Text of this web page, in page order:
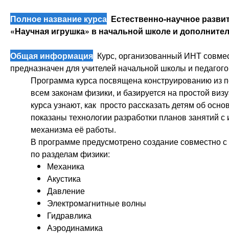
Полное название курса Естественно-научное
«Научная игрушка» в начальной школе и
Общая информация Курс, организованный ИНТ
предназначен для учителей начальной школы и
Программа курса посвящена конструированию
всем законам физики, и базируется на простой
курса узнают, как просто рассказать детям об
показаны технологии разработки планов занятий
механизма её работы.
В программе предусмотрено создание совместно
по разделам физики:
Механика
Акустика
Давление
Электромагнитные волны
Гидравлика
Аэродинамика